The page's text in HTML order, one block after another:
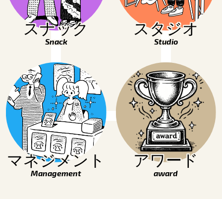
Snack
スナック
Studio
スタジオ
Management
マネジメント
award
アワード